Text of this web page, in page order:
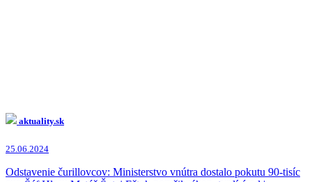
aktuality.sk
25.06.2024
Odstavenie čurillovcov: Ministerstvo vnútra dostalo pokutu 90-tisíc